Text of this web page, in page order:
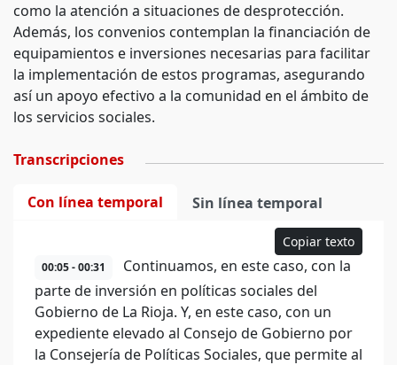
como la atención a situaciones de desprotección.
Además, los convenios contemplan la financiación de
equipamientos e inversiones necesarias para facilitar
la implementación de estos programas, asegurando
así un apoyo efectivo a la comunidad en el ámbito de
los servicios sociales.
Transcripciones
Con línea temporal Sin línea temporal
Copiar texto
00:05 - 00:31
Continuamos, en este caso, con la
parte de inversión en políticas sociales del
Gobierno de La Rioja. Y, en este caso, con un
expediente elevado al Consejo de Gobierno por
la Consejería de Políticas Sociales, que permite al